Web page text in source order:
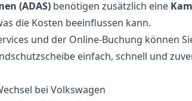
(ADAS) benötigen zusätzlich eine
die Kosten beeinflussen kann.
und der Online-Buchung können
einfach, schnell und